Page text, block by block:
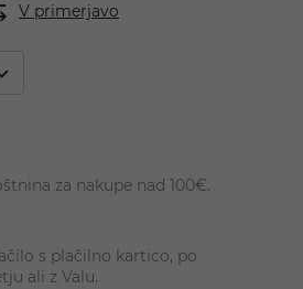
V primerjavo
za nakupe nad 100€.
s plačilno kartico, po
ali z Valu.